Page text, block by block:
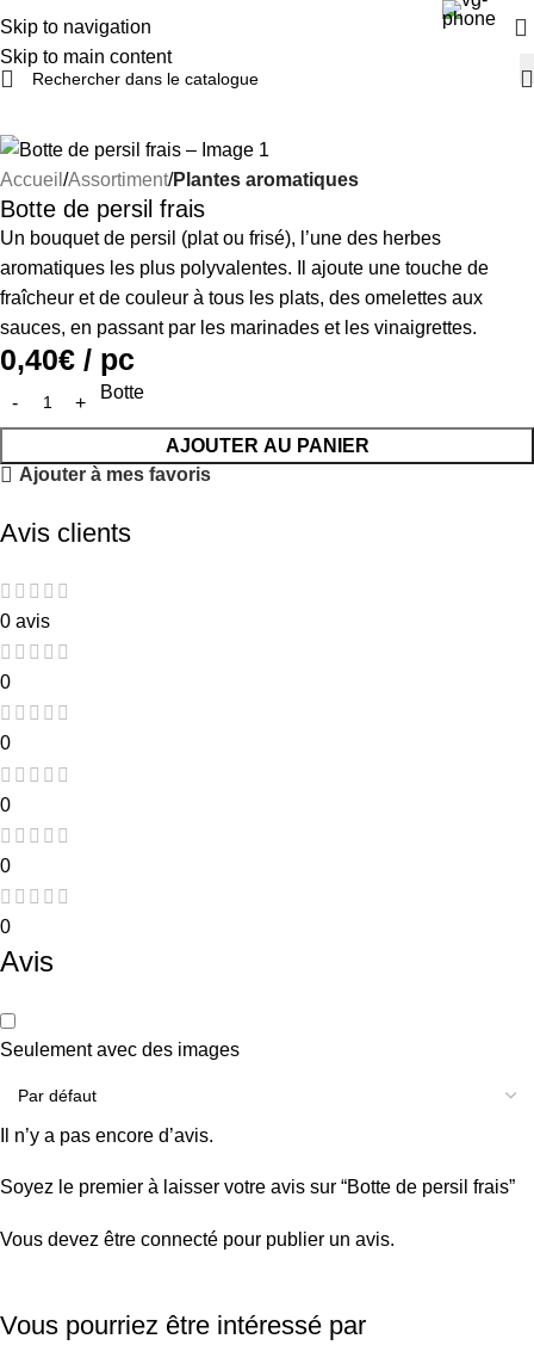
Skip to navigation
Skip to main content
Paiement par carte bancaire disponible
Accueil Assortiment Plantes aromatiques
Botte de persil frais
Un bouquet de persil (plat ou frisé), l’une des herbes
aromatiques les plus polyvalentes. Il ajoute une touche de
fraîcheur et de couleur à tous les plats, des omelettes aux
sauces, en passant par les marinades et les vinaigrettes.
0,40€ / pc
Botte
AJOUTER AU PANIER
Ajouter à mes favoris
Avis clients
0 avis
0
0
0
0
0
Avis
Seulement avec des images
Il n’y a pas encore d’avis.
Soyez le premier à laisser votre avis sur “Botte de persil frais”
Vous devez être connecté pour publier un avis.
Vous pourriez être intéressé par